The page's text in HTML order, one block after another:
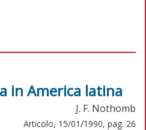
in America latina
J. F. Nothomb
Articolo, 15/01/1990, pag. 26